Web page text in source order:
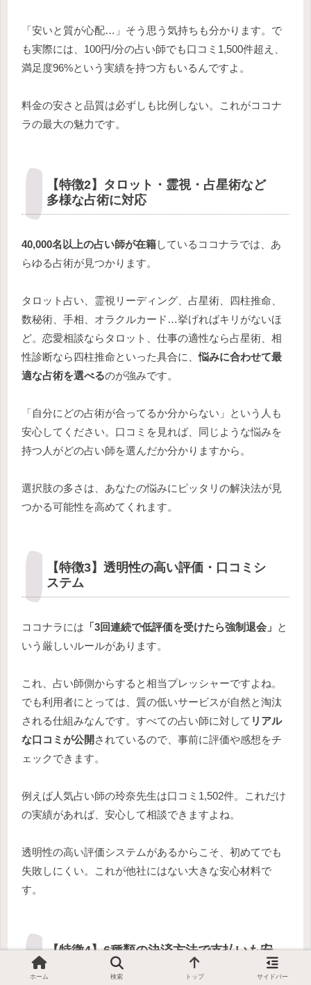
「安いと質が心配…」そう思う気持ちも分かります。で
も実際には、100円/分の占い師でも口コミ1,500件超え、
満足度96%という実績を持つ方もいるんですよ。
料金の安さと品質は必ずしも比例しない。これがココナ
ラの最大の魅力です。
【特徴2】タロット・霊視・占星術など
多様な占術に対応
40,000名以上の占い師が在籍しているココナラでは、あ
らゆる占術が見つかります。
タロット占い、霊視リーディング、占星術、四柱推命、
数秘術、手相、オラクルカード…挙げればキリがないほ
ど。恋愛相談ならタロット、仕事の適性なら占星術、相
性診断なら四柱推命といった具合に、悩みに合わせて最
適な占術を選べるのが強みです。
「自分にどの占術が合ってるか分からない」という人も
安心してください。口コミを見れば、同じような悩みを
持つ人がどの占い師を選んだか分かりますから。
選択肢の多さは、あなたの悩みにピッタリの解決法が見
つかる可能性を高めてくれます。
【特徴3】透明性の高い評価・口コミシ
ステム
ココナラには 「3回連続で低評価を受けたら強制退会」 と
いう厳しいルールがあります。
これ、占い師側からすると相当プレッシャーですよね。
でも利用者にとっては、質の低いサービスが自然と淘汰
される仕組みなんです。すべての占い師に対して リアル
な口コミが公開 されているので、事前に評価や感想をチ
ェックできます。
例えば人気占い師の玲奈先生は口コミ1,502件。これだけ
の実績があれば、安心して相談できますよね。
透明性の高い評価システムがあるからこそ、初めてでも
失敗しにくい。これが他社にはない大きな安心材料で
す。
【特徴4】6種類の決済方法で支払いも安
心
ホーム 検索 トップ サイドバー